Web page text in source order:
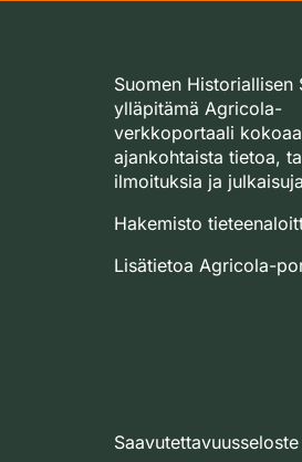
Suomen Historiallisen
ylläpitämä Agricola-
verkkoportaali
ajankohtaista tietoa,
ilmoituksia ja
Hakemisto
Lisätietoa Agricola-
Saavutettavuusseloste